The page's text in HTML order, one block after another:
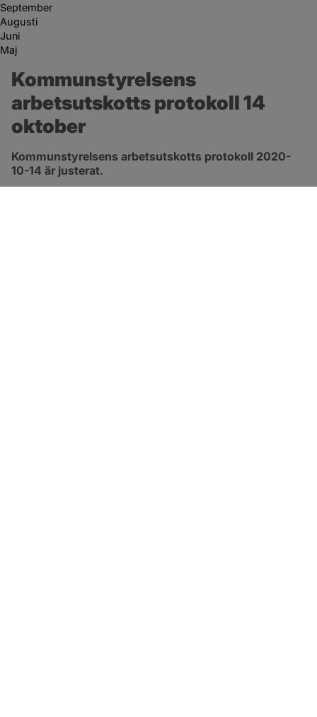
September
Augusti
Juni
Maj
Kommunstyrelsens
arbetsutskotts protokoll 14
oktober
Kommunstyrelsens arbetsutskotts protokoll 2020-
10-14 är justerat.